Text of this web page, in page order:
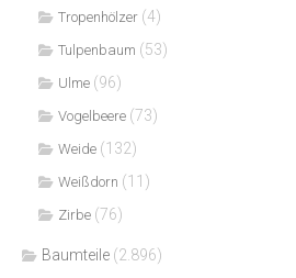
Tropenhölzer (4)
Tulpenbaum (53)
Ulme (96)
Vogelbeere (73)
Weide (132)
Weißdorn (11)
Zirbe (76)
Baumteile (2.896)